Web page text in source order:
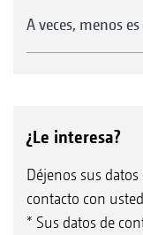
A veces, menos
¿Le interesa?
Déjenos sus
contacto con
* Sus datos de